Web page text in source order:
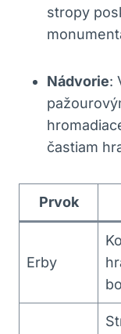
stropy
Nádvorie:
častiam
Prvok
Erby